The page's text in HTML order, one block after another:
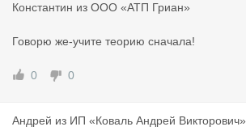
Константин из ООО «АТП Гриан»
Говорю же-учите теорию сначала!
0 0
Андрей из ИП «Коваль Андрей Викторович»